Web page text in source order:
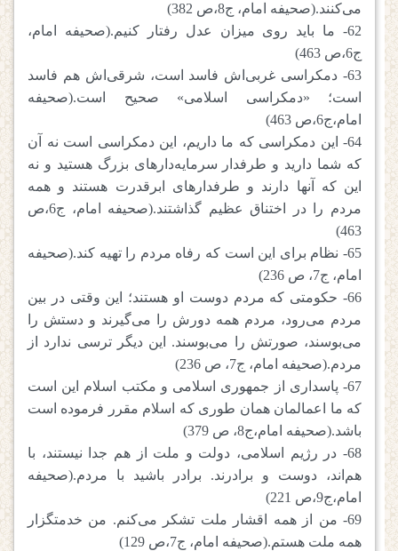
می‌کنند.(صحیفه امام، ج8،ص 382)
62- ما باید روی میزان عدل رفتار کنیم.(صحیفه امام،
ج6،ص 463)
63- دمکراسی غربی‌اش فاسد است، شرقی‌اش هم فاسد
است؛ «دمکراسی اسلامی» صحیح است.(صحیفه
امام،ج6،ص 463)
64- این دمکراسی که ما داریم، این دمکراسی است نه آن
که شما دارید و طرفدار سرمایه‌دارهای بزرگ هستید و نه
این که آنها دارند و طرفدارهای ابرقدرت هستند و همه
مردم را در اختناق عظیم گذاشتند.(صحیفه امام، ج6،ص
463)
65- نظام برای این است که رفاه مردم را تهیه کند.(صحیفه
امام، ج7، ص 236)
66- حکومتی که مردم دوست او هستند؛ این وقتی در بین
مردم می‌رود، مردم همه دورش را می‌گیرند و دستش را
می‌بوسند، صورتش را می‌بوسند. این دیگر ترسی ندارد از
مردم.(صحیفه امام، ج7، ص 236)
67- پاسداری از جمهوری اسلامی و مکتب اسلام این است
که ما اعمالمان همان طوری که اسلام مقرر فرموده است
باشد.(صحیفه امام،ج8، ص 379)
68- در رژیم اسلامی، دولت و ملت از هم جدا نیستند، با
هم‌اند، دوست و برادرند. برادر باشید با مردم.(صحیفه
امام،ج9،ص 221)
69- من از همه اقشار ملت تشکر می‌کنم. من خدمتگزار
همه ملت هستم.(صحیفه امام، ج7،ص 129)